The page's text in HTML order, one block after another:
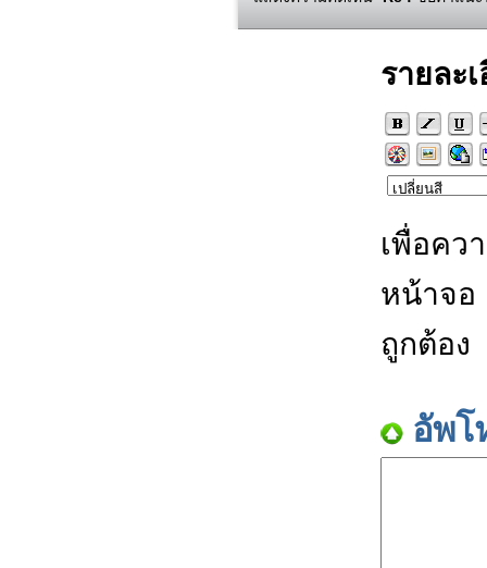
รายละ
เพื่อคว
หน้าจอ
ถูกต้อง
อัพโ